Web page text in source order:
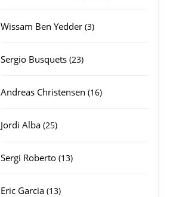
Wissam Ben Yedder 33
Sergio Busquets 2323
Andreas Christensen 1616
Jordi Alba 2525
Sergi Roberto 1313
Eric Garcia 1313